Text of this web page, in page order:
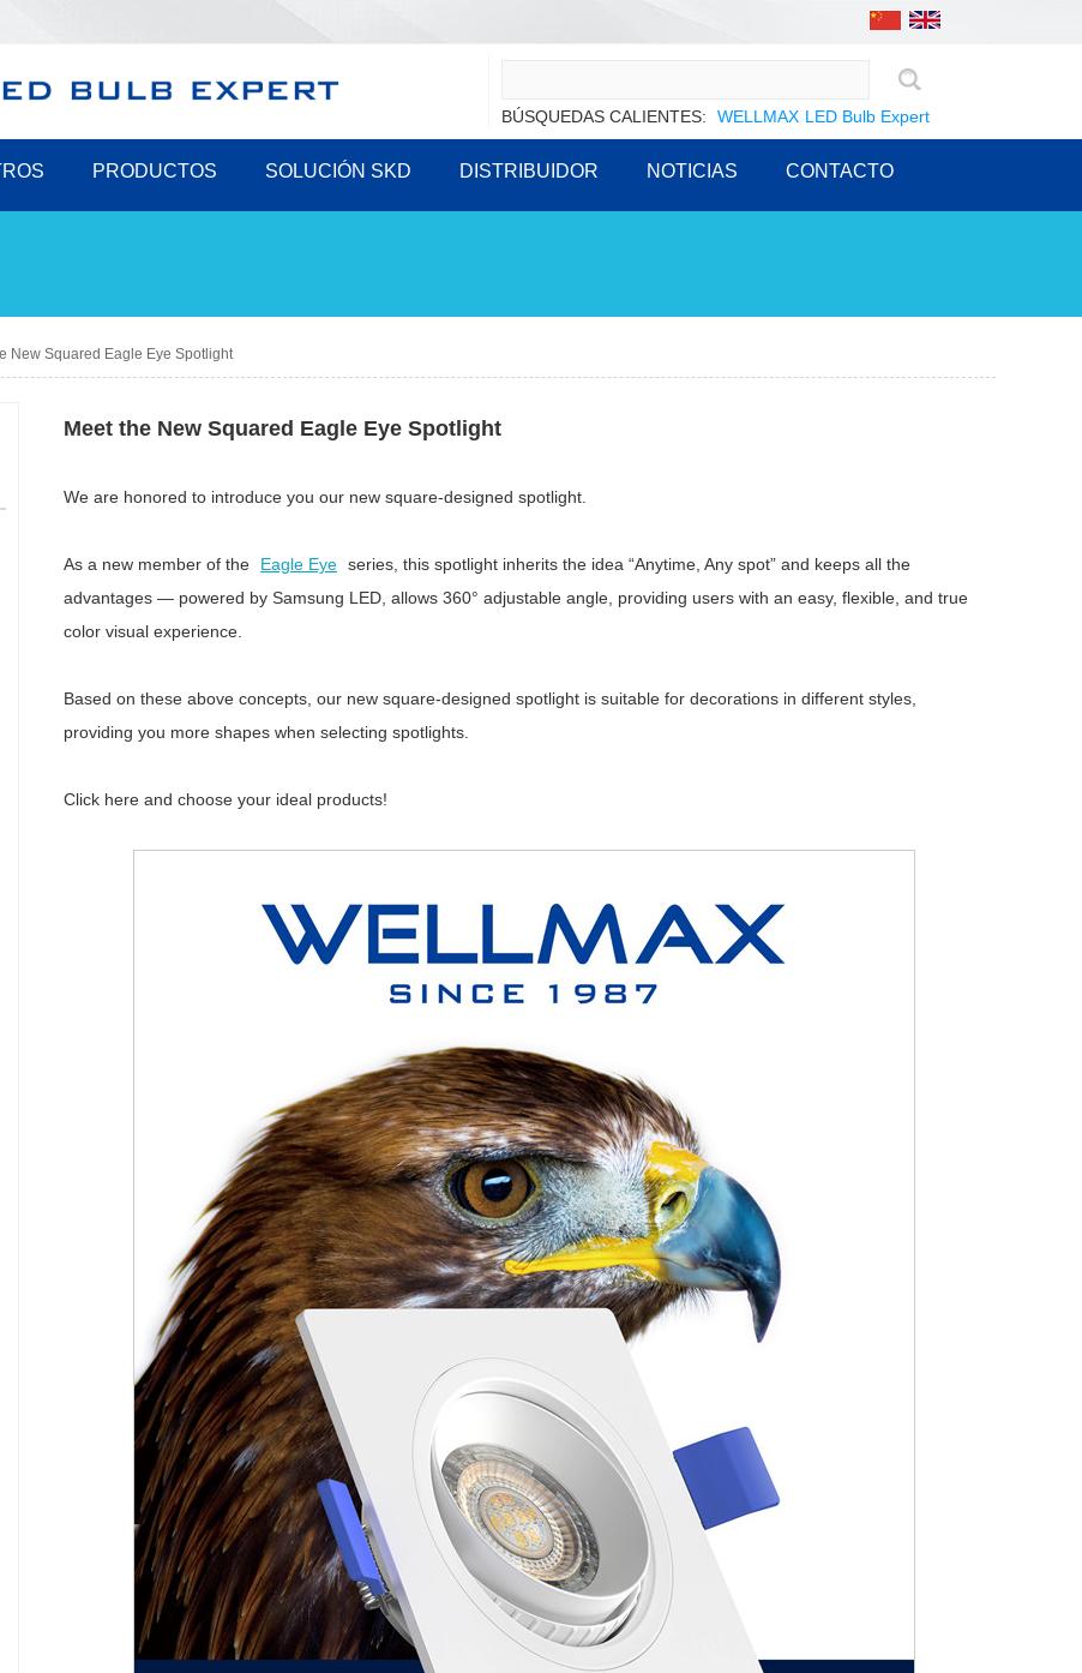
BÚSQUEDAS CALIENTES: WELLMAX LED Bulb Expert
PRODUCTOS SOLUCIÓN SKD DISTRIBUIDOR NOTICIAS CONTACTO
New Squared Eagle Eye Spotlight
Meet the New Squared Eagle Eye Spotlight
We are honored to introduce you our new square-designed spotlight.
As a new member of the Eagle Eye series, this spotlight inherits the idea “Anytime, Any spot” and keeps all the
advantages — powered by Samsung LED, allows 360° adjustable angle, providing users with an easy, flexible, and true
color visual experience.
Based on these above concepts, our new square-designed spotlight is suitable for decorations in different styles,
providing you more shapes when selecting spotlights.
Click here and choose your ideal products!